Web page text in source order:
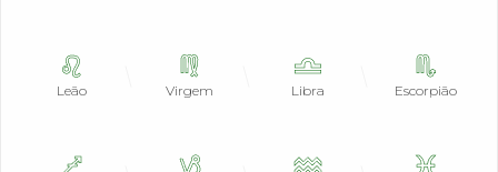
Leão Virgem Libra Escorpião